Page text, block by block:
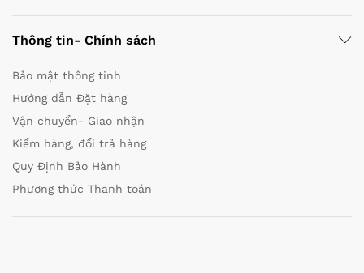
Thông tin- Chính sách
Bảo mật thông tinh
Hướng dẫn Đặt hàng
Vận chuyển- Giao nhận
Kiểm hàng, đổi trả hàng
Quy Định Bảo Hành
Phương thức Thanh toán